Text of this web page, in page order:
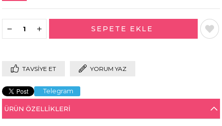
TAVSIYE ET YORUM YAZ
Telegram
ÜRÜN ÖZELLIKLERI